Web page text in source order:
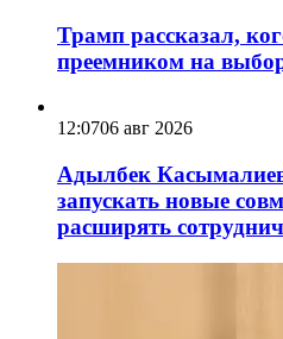
Трамп рассказал,
преемником на
12:0706 авг 2026
Адылбек
запускать новые
расширять